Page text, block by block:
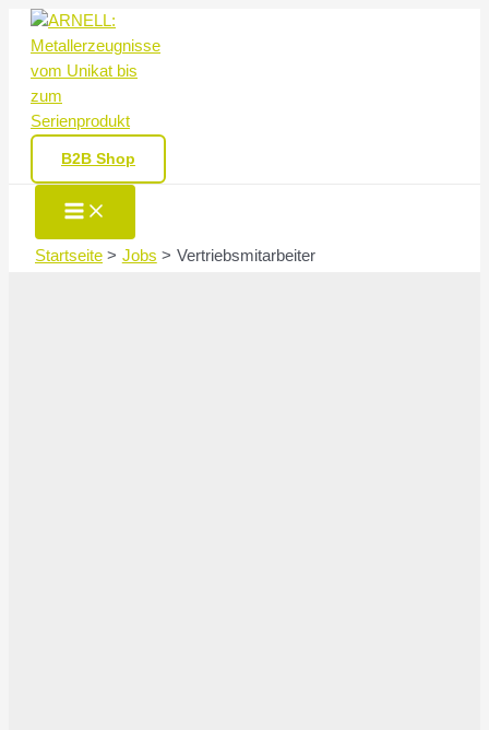
Zum
Inhalt
springen
B2B Shop
Main
Menu
Startseite Jobs Vertriebsmitarbeiter